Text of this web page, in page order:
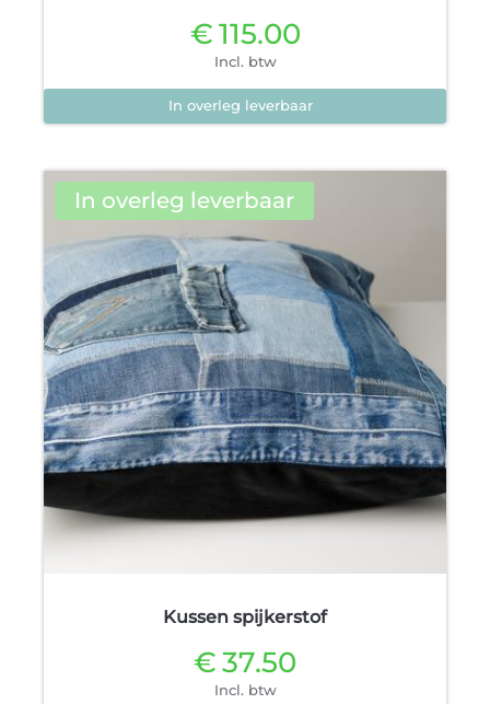
€115.00
Incl. btw
In overleg leverbaar
Kussen spijkerstof
€37.50
Incl. btw
In overleg leverbaar